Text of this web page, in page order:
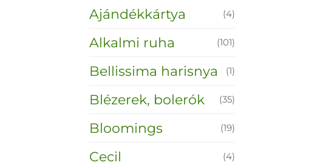
Ajándékkártya (4)
Alkalmi ruha (101)
Bellissima harisnya (1)
Blézerek, bolerók (35)
Bloomings (19)
Cecil (4)